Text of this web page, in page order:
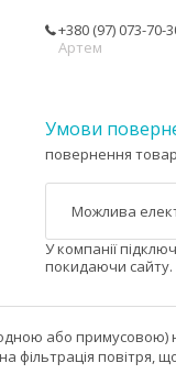
+380 (97) 073-70-
Артем
повернення
У компанії
покидаючи сайту.
або примусовою)
фільтрація повітря,